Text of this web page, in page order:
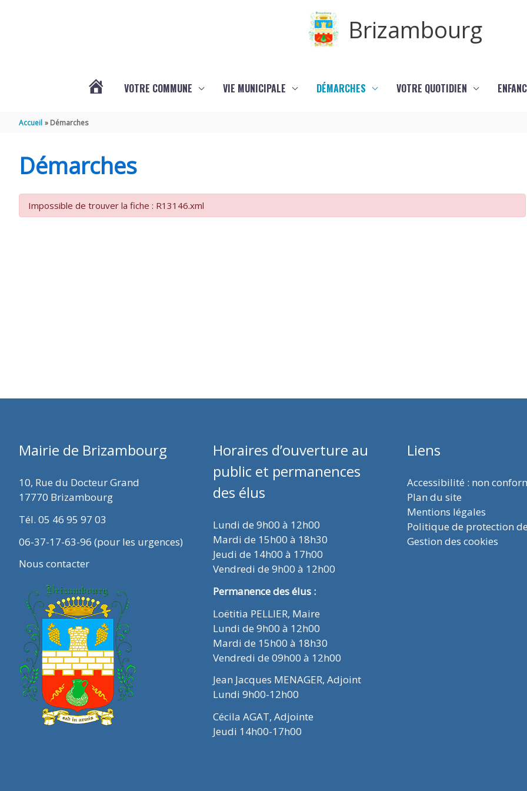
Brizambourg
VOTRE COMMUNE VIE MUNICIPALE DÉMARCHES VOTRE QUOTIDIEN
Accueil Démarches
Démarches
Impossible de trouver la fiche : R13146.xml
Mairie de Brizambourg
10, Rue du Docteur Grand
17770 Brizambourg
Tél. 05 46 95 97 03
06-37-17-63-96 (pour les urgences)
Nous contacter
Horaires d’ouverture au
public et permanences
des élus
Lundi de 9h00 à 12h00
Mardi de 15h00 à 18h30
Jeudi de 14h00 à 17h00
Vendredi de 9h00 à 12h00
Permanence des élus :
Loëtitia PELLIER, Maire
Lundi de 9h00 à 12h00
Mardi de 15h00 à 18h30
Vendredi de 09h00 à 12h00
Jean Jacques MENAGER, Adjoint
Lundi 9h00-12h00
Cécila AGAT, Adjointe
Jeudi 14h00-17h00
Liens
Accessibilité : non
Plan du site
Mentions légales
Politique de protection
Gestion des cookies